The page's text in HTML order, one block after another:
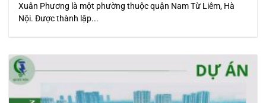
Xuân Phương là một phường thuộc quận Nam Từ Liêm, Hà
Nội. Được thành lập...